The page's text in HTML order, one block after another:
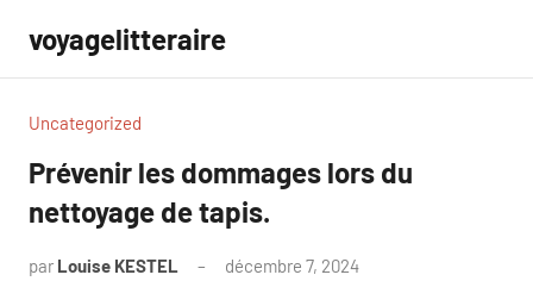
contenu
voyagelitteraire
Uncategorized
Prévenir les dommages lors du
nettoyage de tapis.
par Louise KESTEL décembre 7, 2024